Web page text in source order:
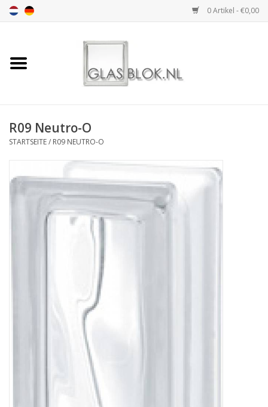
0 Artikel - €0,00
Startseite
DESIGN COLLECTION
COLLECTION
ACCESSORIES
R09 Neutro-O
STARTSEITE/ R09 NEUTRO-O